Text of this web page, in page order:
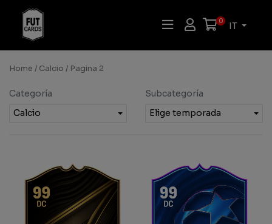
0 IT
Home / Calcio / Pagina 2
Categoría
Calcio
Subcategoría
Elige temporada